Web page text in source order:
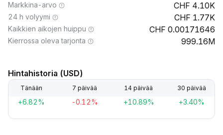
Markkina-arvo 4.10K
24 h volyymi 1.77K
Kaikkien aikojen huippu 0.00171646
Kierrossa oleva tarjonta 999.16M
Hintahistoria (USD)
Tänään 7 päivää 14 päivää 30 päivää
+6.82% -0.12% +10.89% +3.40%